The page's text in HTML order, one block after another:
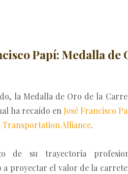
Papí: Medalla
la Medalla de Oro de la
ha recaído enJosé Francisco
Transportation Alliance.
de su trayectoria
proyectar el valor de la